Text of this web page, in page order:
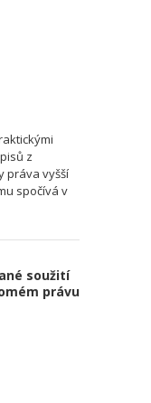
z
práva vyšší
spočívá v
soužití
právu